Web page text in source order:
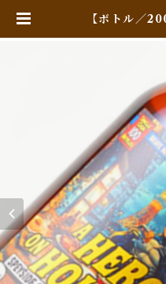
【ボトル／
スク フィニッ
ローズ★A
Y |